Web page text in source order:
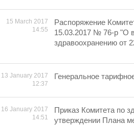
15 March 2017
14:55
Распоряжение
15.03.2017 № 76-р "О
здравоохранению от
13 January 2017
12:37
Генеральное
16 January 2017
14:51
Приказ Комитета по
утверждении Плана